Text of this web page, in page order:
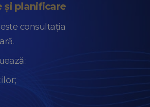
și planificare
consultația